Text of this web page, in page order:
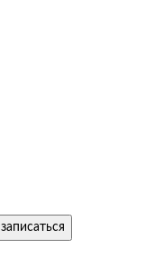
записаться